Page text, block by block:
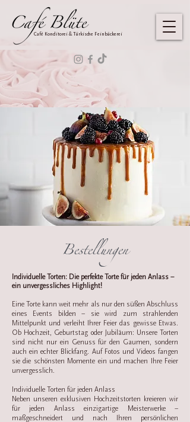
Café Konditorei & Türkische Feinbäckerei
Bestellungen
Individuelle Torten: Die perfekte Torte für jeden Anlass –
ein unvergessliches Highlight!
Eine Torte kann weit mehr als nur den süßen Abschluss
eines Events bilden – sie wird zum strahlenden
Mittelpunkt und verleiht Ihrer Feier das gewisse Etwas.
Ob Hochzeit, Geburtstag oder Jubiläum: Unsere Torten
sind nicht nur ein Genuss für den Gaumen, sondern
auch ein echter Blickfang. Auf Fotos und Videos fangen
sie die schönsten Momente ein und machen Ihre Feier
unvergesslich.
Individuelle Torten für jeden Anlass
Neben unseren exklusiven Hochzeitstorten kreieren wir
für jeden Anlass einzigartige Meisterwerke –
maßgeschneidert und nach Ihren persönlichen